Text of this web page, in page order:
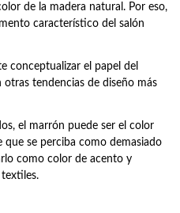
de la madera natural. Por eso,
característico del salón
conceptualizar el papel del
tendencias de diseño más
el marrón puede ser el color
que se perciba como demasiado
como color de acento y